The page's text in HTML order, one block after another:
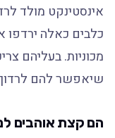
אינסטינקט מולד
כלבים כאלה ירדפו
מכוניות. בעליהם
שיאפשר להם
הם קצת אוהבים